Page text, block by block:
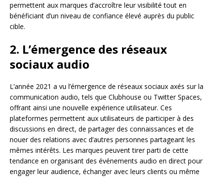
permettent aux marques d’accroître leur visibilité tout en
bénéficiant d’un niveau de confiance élevé auprès du public
cible.
2. L’émergence des réseaux
sociaux audio
L’année 2021 a vu l’émergence de réseaux sociaux axés sur la
communication audio, tels que Clubhouse ou Twitter Spaces,
offrant ainsi une nouvelle expérience utilisateur. Ces
plateformes permettent aux utilisateurs de participer à des
discussions en direct, de partager des connaissances et de
nouer des relations avec d’autres personnes partageant les
mêmes intérêts. Les marques peuvent tirer parti de cette
tendance en organisant des événements audio en direct pour
engager leur audience, échanger avec leurs clients ou même